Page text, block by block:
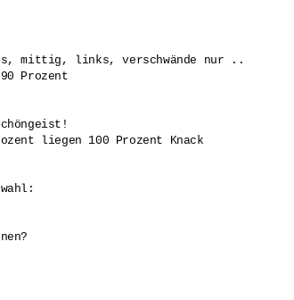
mittig, links, verschwände nur ..
Prozent
liegen 100 Prozent Knack